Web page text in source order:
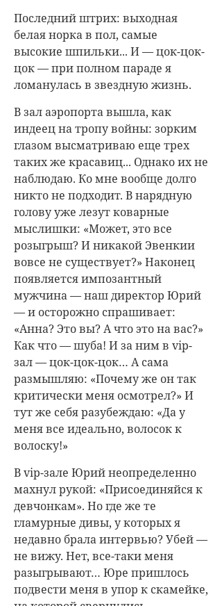
Последний штрих: выходная
белая норка в пол, самые
высокие шпильки... И — цок-цок-
цок — при полном параде я
ломанулась в звездную жизнь.
В зал аэропорта вышла, как
индеец на тропу войны: зорким
глазом высматриваю еще трех
таких же красавиц... Однако их не
наблюдаю. Ко мне вообще долго
никто не подходит. В нарядную
голову уже лезут коварные
мыслишки: «Может, это все
розыгрыш? И никакой Эвенкии
вовсе не существует?» Наконец
появляется импозантный
мужчина — наш директор Юрий
— и осторожно спрашивает:
«Анна? Это вы? А что это на вас?»
Как что — шуба! И за ним в vip-
зал — цок-цок-цок… А сама
размышляю: «Почему же он так
критически меня осмотрел?» И
тут же себя разубеждаю: «Да у
меня все идеально, волосок к
волоску!»
В vip-зале Юрий неопределенно
махнул рукой: «Присоединяйся к
девчонкам». Но где же те
гламурные дивы, у которых я
недавно брала интервью? Убей —
не вижу. Нет, все-таки меня
разыгрывают… Юре пришлось
подвести меня в упор к скамейке,